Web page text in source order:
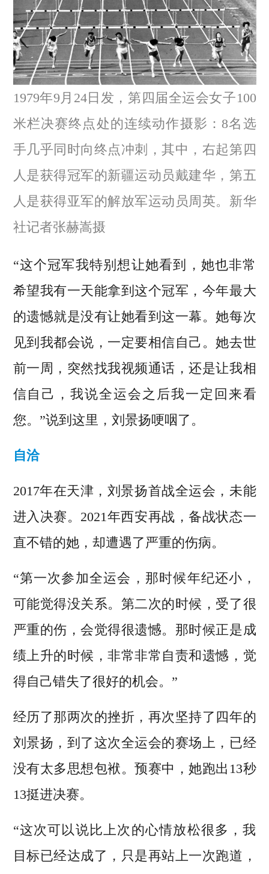
1979年9月24日发，第四届全运会女子100
米栏决赛终点处的连续动作摄影：8名选
手几乎同时向终点冲刺，其中，右起第四
人是获得冠军的新疆运动员戴建华，第五
人是获得亚军的解放军运动员周英。新华
社记者张赫嵩摄
“这个冠军我特别想让她看到，她也非常
希望我有一天能拿到这个冠军，今年最大
的遗憾就是没有让她看到这一幕。她每次
见到我都会说，一定要相信自己。她去世
前一周，突然找我视频通话，还是让我相
信自己，我说全运会之后我一定回来看
您。”说到这里，刘景扬哽咽了。
自洽
2017年在天津，刘景扬首战全运会，未能
进入决赛。2021年西安再战，备战状态一
直不错的她，却遭遇了严重的伤病。
“第一次参加全运会，那时候年纪还小，
可能觉得没关系。第二次的时候，受了很
严重的伤，会觉得很遗憾。那时候正是成
绩上升的时候，非常非常自责和遗憾，觉
得自己错失了很好的机会。”
经历了那两次的挫折，再次坚持了四年的
刘景扬，到了这次全运会的赛场上，已经
没有太多思想包袱。预赛中，她跑出13秒
13挺进决赛。
“这次可以说比上次的心情放松很多，我
目标已经达成了，只是再站上一次跑道，